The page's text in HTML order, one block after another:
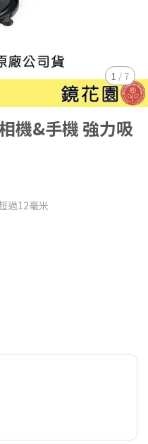
1 / 7
機&手機 強力吸
過12毫米